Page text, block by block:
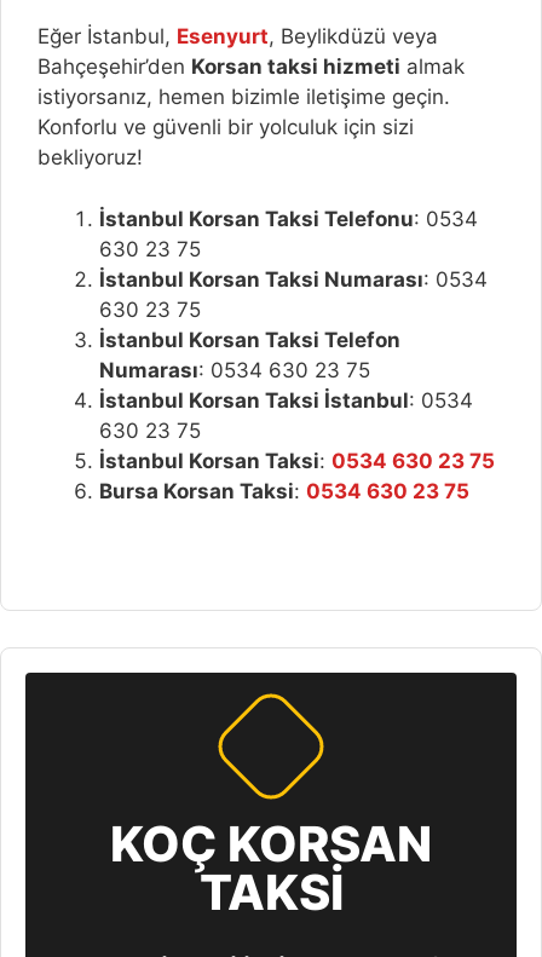
Eğer İstanbul, Esenyurt, Beylikdüzü veya
Bahçeşehir’den Korsan taksi hizmeti almak
istiyorsanız, hemen bizimle iletişime geçin.
Konforlu ve güvenli bir yolculuk için sizi
bekliyoruz!
İstanbul Korsan Taksi Telefonu: 0534
630 23 75
İstanbul Korsan Taksi Numarası: 0534
630 23 75
İstanbul Korsan Taksi Telefon
Numarası: 0534 630 23 75
İstanbul Korsan Taksi İstanbul: 0534
630 23 75
İstanbul Korsan Taksi: 0534 630 23 75
Bursa Korsan Taksi: 0534 630 23 75
KOÇ KORSAN
TAKSİ